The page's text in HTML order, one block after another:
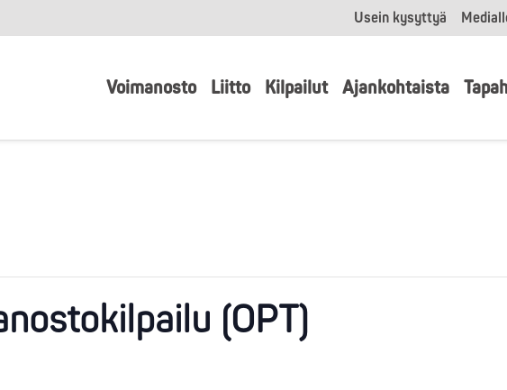
Usein kysyttyä
Voimanosto Liitto Kilpailut Ajankohtaista
(OPT)